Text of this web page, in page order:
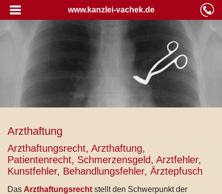
www.kanzlei-vachek.de
Arzthaftung
Arzthaftungsrecht, Arzthaftung,
Patientenrecht, Schmerzensgeld, Arztfehler,
Kunstfehler, Behandlungsfehler, Ärztepfusch
Das Arzthaftungsrecht stellt den Schwerpunkt der